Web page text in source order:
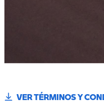
VER TÉRMINOS Y